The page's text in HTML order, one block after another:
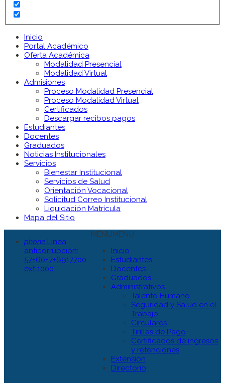
Inicio
Portal Académico
Oferta Académica
Modalidad Presencial
Modalidad Virtual
Admisiones
Proceso Modalidad Presencial
Proceso Modalidad Virtual
Certificados
Descargar recibos pagos
Estudiantes
Docentes
Graduados
Noticias Institucionales
Servicios
Bienestar Institucional
Servicios de Salud
Orientación Vocacional
Solicitud Correo Institucional
Liquidación Matrícula
Mapa del Sitio
phone Línea
anticorrupción:
57+60+7+6917700
ext 1000
MENUMENU
Inicio
Estudiantes
Docentes
Graduados
Administrativos
Talento Humano
Seguridad y Salud en el
Trabajo
Circulares
Tirillas de Pago
Certificados de ingresos
y retenciones
Extensión
Directorio